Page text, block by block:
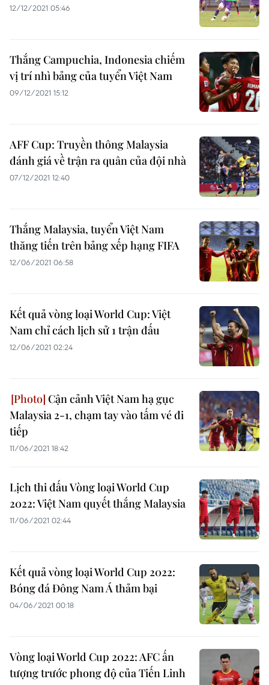
12/12/2021 05:46
Thắng Campuchia, Indonesia chiếm
vị trí nhì bảng của tuyển Việt Nam
09/12/2021 15:12
AFF Cup: Truyền thông Malaysia
đánh giá về trận ra quân của đội nhà
07/12/2021 12:40
Thắng Malaysia, tuyển Việt Nam
thăng tiến trên bảng xếp hạng FIFA
12/06/2021 06:58
Kết quả vòng loại World Cup: Việt
Nam chỉ cách lịch sử 1 trận đấu
12/06/2021 02:24
Cận cảnh Việt Nam hạ gục
Malaysia 2-1, chạm tay vào tấm vé đi
tiếp
11/06/2021 18:42
Lịch thi đấu Vòng loại World Cup
2022: Việt Nam quyết thắng Malaysia
11/06/2021 02:44
Kết quả vòng loại World Cup 2022:
Bóng đá Đông Nam Á thảm bại
04/06/2021 00:18
Vòng loại World Cup 2022: AFC ấn
tượng trước phong độ của Tiến Linh